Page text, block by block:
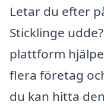
Letar du efter
Sticklinge
plattform
flera företag
du kan hitta